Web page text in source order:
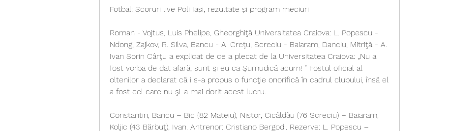
Fotbal: Scoruri live Poli Iași, rezultate și program meciuri
Roman - Vojtus, Luis Phelipe, Gheorghiţă Universitatea Craiova: L. Popescu -
Ndong, Zajkov, R. Silva, Bancu - A. Creţu, Screciu - Baiaram, Danciu, Mitriţă - A.
Ivan Sorin Cârţu a explicat de ce a plecat de la Universitatea Craiova: „Nu a
fost vorba de dat afară, sunt şi eu ca Şumudică acum! ” Fostul oficial al
oltenilor a declarat că i s-a propus o funcţie onorifică în cadrul clubului, însă el
a fost cel care nu şi-a mai dorit acest lucru.
Constantin, Bancu – Bic (82 Mateiu), Nistor, Cicâldău (76 Screciu) – Baiaram,
Koljic (43 Bărbuţ), Ivan. Antrenor: Cristiano Bergodi. Rezerve: L. Popescu –